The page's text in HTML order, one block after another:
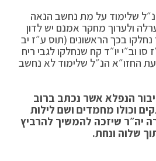
שלימוד על מת נחשב הנאה
ולערוך מחקר אמנם יש לדון
בכך הראשונים (תוס ע״ז יב
וב״י יו״ד קח שנחלקו לגבי ריח
החזו״א הנ״ל שלימוד לא נחשב
הנפלא אשר נכתב ברוב
וכולו מחמדים ושם לילות
יה״ר שיזכה להמשיך להרביץ
שלוה ונחת.